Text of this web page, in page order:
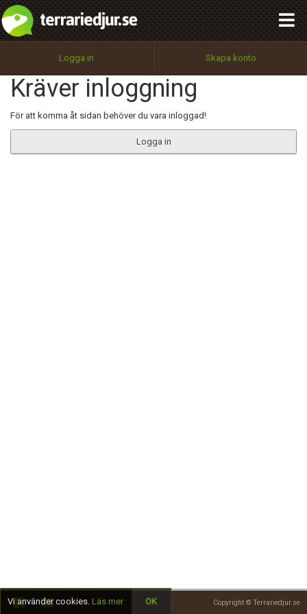
Logga in Skapa konto
Kräver inloggning
För att komma åt sidan behöver du vara inloggad!
Logga in
Copyright © Terrariedjur.se
Utför
100%
OK
integritetspolicy
Namn:
Epost:
Begär nytt lösenord
Tillbaka till förstasidan
Vi använder cookies. Läs mer OK